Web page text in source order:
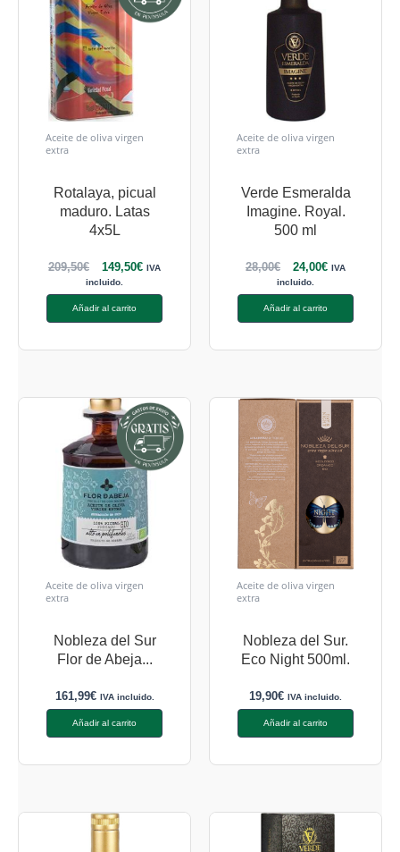
Aceite de oliva virgen
extra
Rotalaya, picual
maduro. Latas
4x5L
209,50€ 149,50€ IVA
incluido.
Añadir al carrito
Aceite de oliva virgen
extra
Verde Esmeralda
Imagine. Royal.
500 ml
28,00€ 24,00€ IVA
incluido.
Añadir al carrito
Aceite de oliva virgen
extra
Nobleza del Sur
Flor de Abeja...
161,99€ IVA incluido.
Añadir al carrito
Aceite de oliva virgen
extra
Nobleza del Sur.
Eco Night 500ml.
19,90€ IVA incluido.
Añadir al carrito